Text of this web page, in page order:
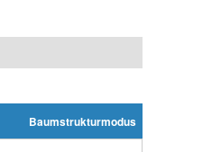
Baumstrukturmodus